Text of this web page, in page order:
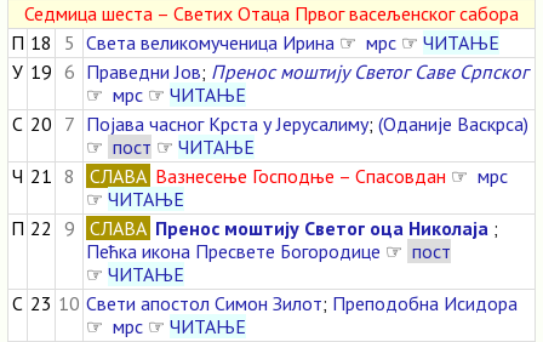
Седмица шеста – Светих Отаца Првог васељенског сабора
П 18 5 Света великомученица Ирина ☞ мрс ☞ ЧИТАЊЕ
У 19 6 Праведни Јов; Пренос моштију Светог Саве Српског
☞ мрс ☞ ЧИТАЊЕ
С 20 7 Појава часног Крста у Јерусалиму; (Оданије Васкрса)
☞ пост ☞ ЧИТАЊЕ
Ч 21 8 СЛАВА Вазнесење Господње – Спасовдан ☞ мрс
☞ ЧИТАЊЕ
П 22 9 СЛАВА Пренос моштију Светог оца Николаја ;
Пећка икона Пресвете Богородице ☞ пост
☞ ЧИТАЊЕ
С 23 10 Свети апостол Симон Зилот; Преподобна Исидора
☞ мрс ☞ ЧИТАЊЕ